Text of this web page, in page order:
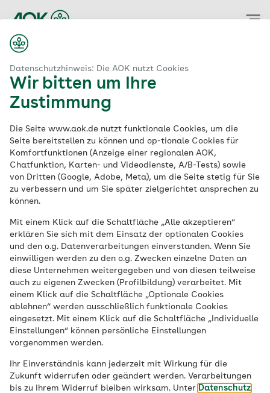
Datenschutzhinweis: Die AOK nutzt Cookies
Wir bitten um Ihre
Zustimmung
Die Seite www.aok.de nutzt funktionale Cookies, um die
Seite bereitstellen zu können und op-tionale Cookies für
Komfortfunktionen (Anzeige einer regionalen AOK,
Chatfunktion, Karten- und Videodienste, A/B-Tests) sowie
von Dritten (Google, Adobe, Meta), um die Seite stetig für Sie
zu verbessern und um Sie später zielgerichtet ansprechen zu
können.
Mit einem Klick auf die Schaltfläche „Alle akzeptieren“
erklären Sie sich mit dem Einsatz der optionalen Cookies
und den o.g. Datenverarbeitungen einverstanden. Wenn Sie
einwilligen werden zu den o.g. Zwecken einzelne Daten an
diese Unternehmen weitergegeben und von diesen teilweise
auch zu eigenen Zwecken (Profilbildung) verarbeitet. Mit
einem Klick auf die Schaltfläche „Optionale Cookies
ablehnen“ werden ausschließlich funktionale Cookies
eingesetzt. Mit einem Klick auf die Schaltfläche „Individuelle
Einstellungen“ können persönliche Einstellungen
vorgenommen werden.
Ihr Einverständnis kann jederzeit mit Wirkung für die
Zukunft widerrufen oder geändert werden. Verarbeitungen
bis zu Ihrem Widerruf bleiben wirksam. Unter Datenschutz
Zum
Hauptinhalt
springen
Immer On?
Seminar